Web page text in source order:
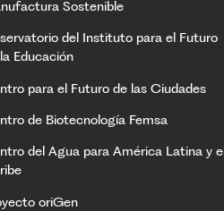
Sostenible
del Instituto para el Futuro
Educación
para el Futuro de las Ciudades
de Biotecnología Femsa
del Agua para América Latina y el
oriGen